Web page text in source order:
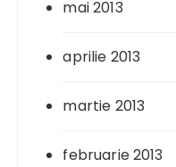
mai 2013
aprilie 2013
martie 2013
februarie 2013